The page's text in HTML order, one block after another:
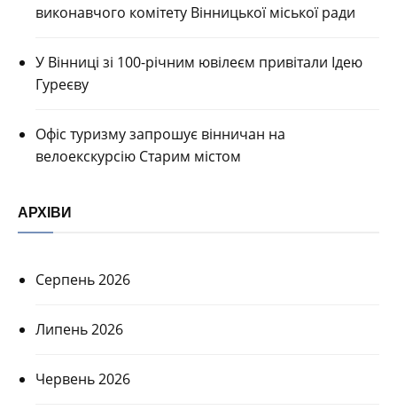
виконавчого комітету Вінницької міської ради
У Вінниці зі 100-річним ювілеєм привітали Ідею
Гуреєву
Офіс туризму запрошує вінничан на
велоекскурсію Старим містом
АРХІВИ
Серпень 2026
Липень 2026
Червень 2026